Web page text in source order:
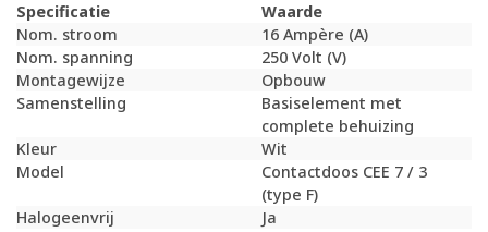
Specificatie
Waarde
Nom. stroom
16 Ampère (A)
Nom. spanning
250 Volt (V)
Montagewijze
Opbouw
Samenstelling
Basiselement met
complete behuizing
Kleur
Wit
Model
Contactdoos CEE 7 / 3
(type F)
Halogeenvrij
Ja